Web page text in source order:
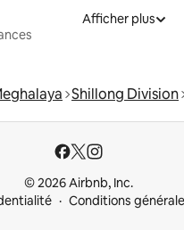
Afficher plus
Shillong Division
© 2026 Airbnb, Inc.
Conditions